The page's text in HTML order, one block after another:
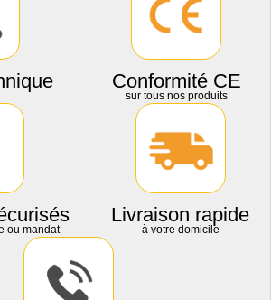
Conformité CE
sur tous nos produits
ou mandat
Livraison rapide
à votre domicile